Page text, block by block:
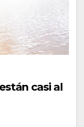
casi al